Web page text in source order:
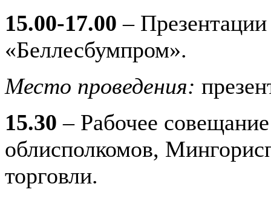
15.00-17.00 –
«Беллесбумпром».
Место проведения:
15.30 – Рабочее
облисполкомов,
торговли.